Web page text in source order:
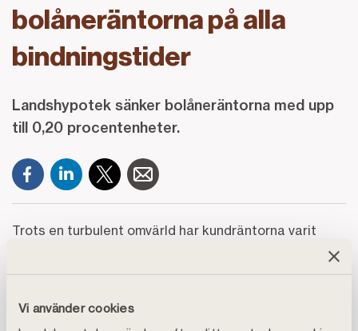
Vi använder cookies
bolåneräntorna på alla
bindningstider
Landshypotek sänker bolåneräntorna med upp
till 0,20 procentenheter.
Trots en turbulent omvärld har kundräntorna varit
stabila under en längre tid. Nu sänker Landshypotek
räntorna på både kortare och längre bindningstider.
– Nu kan vi erbjuda ännu mer konkurrenskraftiga villkor